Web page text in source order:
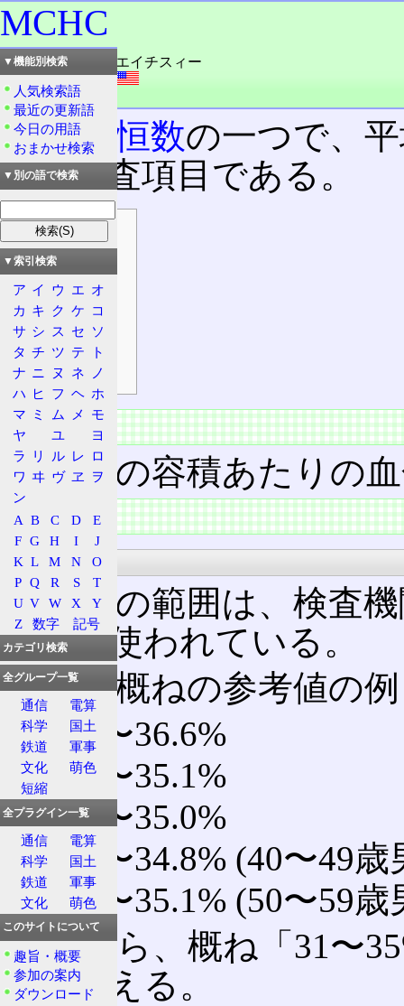
MCHC
読み：エムスィーエイチスィー
外語：MCHC
品詞：名詞
赤血球恒数の一つで、
査の検査項目である。
目次
概要
特徴
正常値
計算法
高値の場合
低値の場合
概要
赤血球の容積あたりの
特徴
正常値
正常値の範囲は、検査
ものが使われている。
以下、概ねの参考値の例
31.6〜36.6%
30.2〜35.1%
31.0〜35.0%
32.7〜34.8% (40〜49歳
32.5〜35.1% (50〜59歳
以上から、概ね「31〜
ると言える。
▼機能別検索
人気検索語
最近の更新語
今日の用語
おまかせ検索
▼別の語で検索
▼索引検索
ア イ ウ エ オ
カ キ ク ケ コ
サ シ ス セ ソ
タ チ ツ テ
ト
ナ ニ ヌ ネ
ノ
ハ ヒ フ ヘ ホ
マ ミ ム メ
モ
ヤ
ユ
ヨ
ラ
リ ル レ ロ
ワ ヰ ヴ ヱ
ヲ
ン
A B C D
E
F G H I
J
K L M N
O
P Q R S
T
U V W X
Y
Z
数字 記号
カテゴリ検索
全グループ一覧
通信
電算
科学
国土
鉄道
軍事
文化
萌色
短縮
全プラグイン一覧
通信
電算
科学
国土
鉄道
軍事
文化
萌色
このサイトについて
趣旨・概要
参加の案内
ダウンロード